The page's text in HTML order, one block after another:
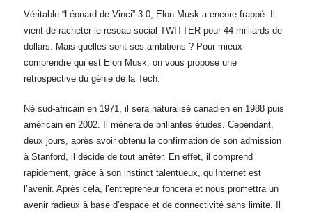
Véritable “Léonard de Vinci” 3.0, Elon Musk a encore frappé. Il
vient de racheter le réseau social TWITTER pour 44 milliards de
dollars. Mais quelles sont ses ambitions ? Pour mieux
comprendre qui est Elon Musk, on vous propose une
rétrospective du génie de la Tech.
Né sud-africain en 1971, il sera naturalisé canadien en 1988 puis
américain en 2002. Il mènera de brillantes études. Cependant,
deux jours, après avoir obtenu la confirmation de son admission
à Stanford, il décide de tout arrêter. En effet, il comprend
rapidement, grâce à son instinct talentueux, qu’Internet est
l’avenir. Après cela, l’entrepreneur foncera et nous promettra un
avenir radieux à base d’espace et de connectivité sans limite. Il